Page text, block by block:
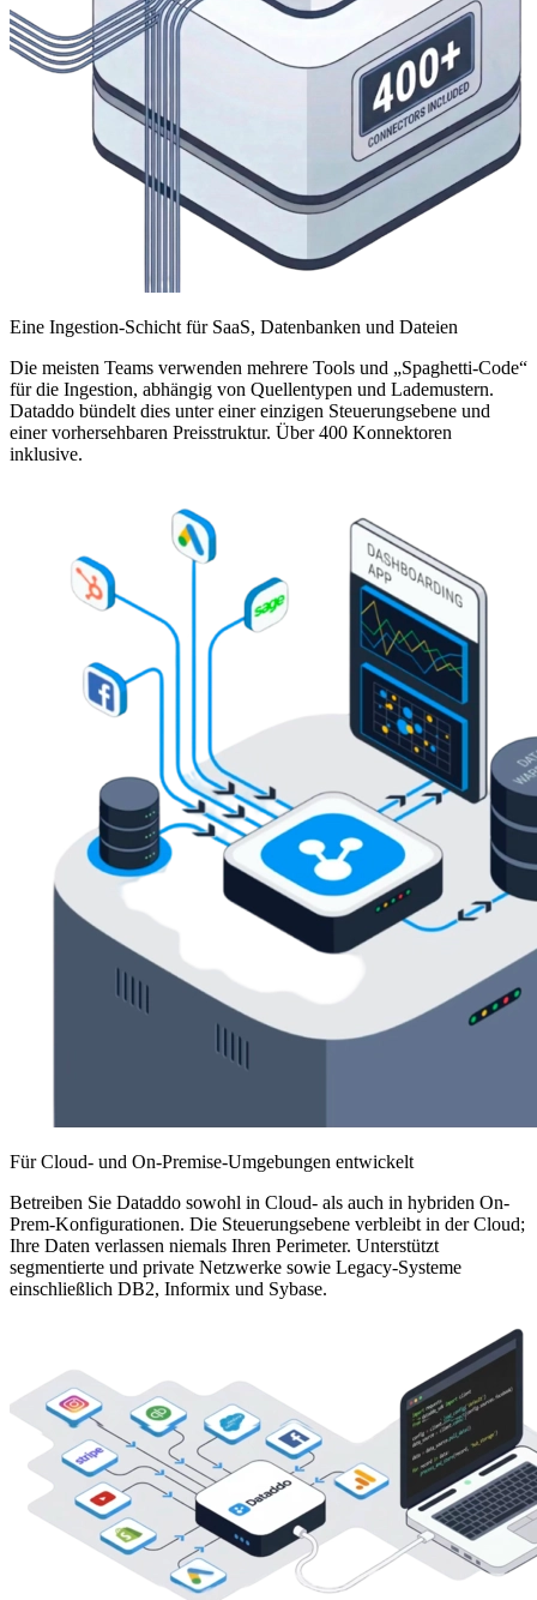
Eine Ingestion-Schicht für SaaS, Datenbanken und Dateien
Die meisten Teams verwenden mehrere Tools und „Spaghetti-Code“
für die Ingestion, abhängig von Quellentypen und Lademustern.
Dataddo bündelt dies unter einer einzigen Steuerungsebene und
einer vorhersehbaren Preisstruktur. Über 400 Konnektoren
inklusive.
Für Cloud- und On-Premise-Umgebungen entwickelt
Betreiben Sie Dataddo sowohl in Cloud- als auch in hybriden On-
Prem-Konfigurationen. Die Steuerungsebene verbleibt in der Cloud;
Ihre Daten verlassen niemals Ihren Perimeter. Unterstützt
segmentierte und private Netzwerke sowie Legacy-Systeme
einschließlich DB2, Informix und Sybase.